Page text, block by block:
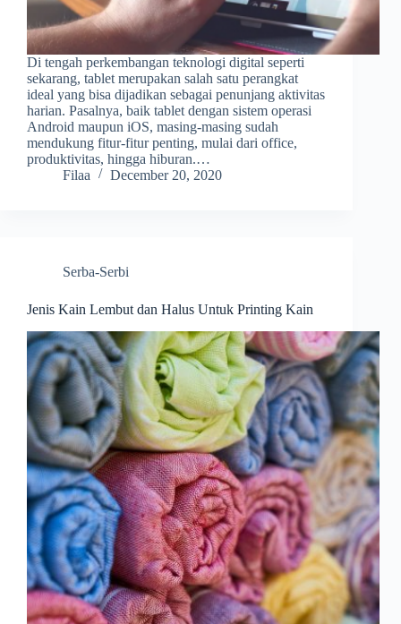
Di tengah perkembangan teknologi digital seperti
sekarang, tablet merupakan salah satu perangkat
ideal yang bisa dijadikan sebagai penunjang aktivitas
harian. Pasalnya, baik tablet dengan sistem operasi
Android maupun iOS, masing-masing sudah
mendukung fitur-fitur penting, mulai dari office,
produktivitas, hingga hiburan.…
Filaa
December 20, 2020
Serba-Serbi
Jenis Kain Lembut dan Halus Untuk Printing Kain